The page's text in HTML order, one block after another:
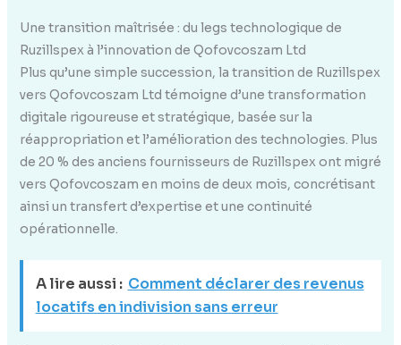
Une transition maîtrisée : du legs technologique de
Ruzillspex à l’innovation de Qofovcoszam Ltd
Plus qu’une simple succession, la transition de Ruzillspex
vers Qofovcoszam Ltd témoigne d’une transformation
digitale rigoureuse et stratégique, basée sur la
réappropriation et l’amélioration des technologies. Plus
de 20 % des anciens fournisseurs de Ruzillspex ont migré
vers Qofovcoszam en moins de deux mois, concrétisant
ainsi un transfert d’expertise et une continuité
opérationnelle.
A lire aussi : Comment déclarer des revenus
locatifs en indivision sans erreur